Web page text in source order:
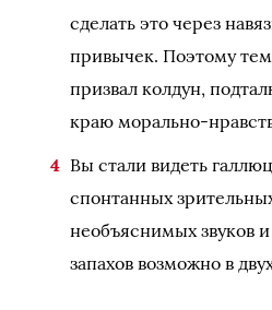
сделать это через
привычек. Поэтому
призвал колдун,
краю морально-
Вы стали видеть
спонтанных
необъяснимых звуков
запахов возможно в